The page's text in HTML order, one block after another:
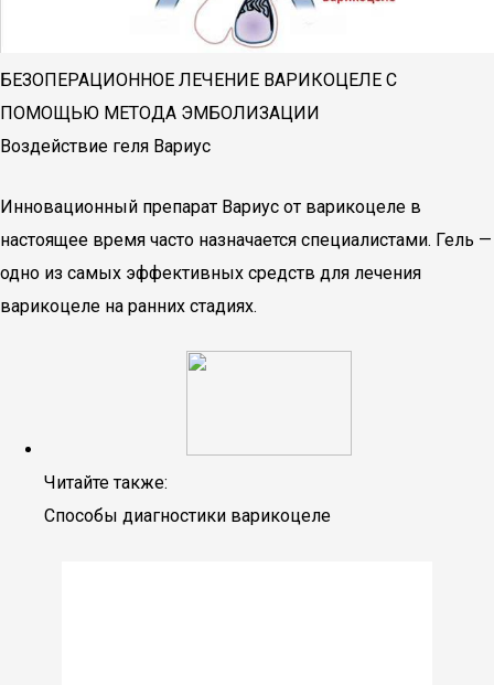
БЕЗОПЕРАЦИОННОЕ ЛЕЧЕНИЕ ВАРИКОЦЕЛЕ С
ПОМОЩЬЮ МЕТОДА ЭМБОЛИЗАЦИИ
Воздействие геля Вариус
Инновационный препарат Вариус от варикоцеле в
настоящее время часто назначается специалистами. Гель —
одно из самых эффективных средств для лечения
варикоцеле на ранних стадиях.
Читайте также:
Способы диагностики варикоцеле